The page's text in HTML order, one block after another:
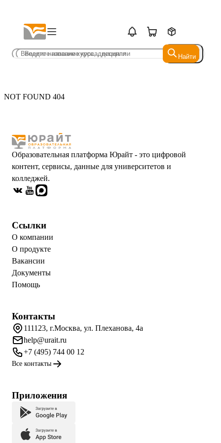
Найти
Найти
NOT FOUND 404
Образовательная платформа Юрайт - это цифровой
контент, сервисы, данные для университетов и
колледжей.
Ссылки
О компании
О продукте
Вакансии
Документы
Помощь
Контакты
111123, г.Москва, ул. Плеханова, 4а
help@urait.ru
+7 (495) 744 00 12
Все контакты
Приложения